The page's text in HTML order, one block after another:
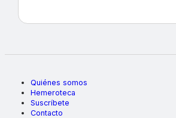
Quiénes somos
Hemeroteca
Suscríbete
Contacto